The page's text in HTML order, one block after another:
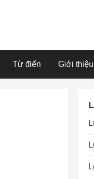
Từ điển Giới thiệu